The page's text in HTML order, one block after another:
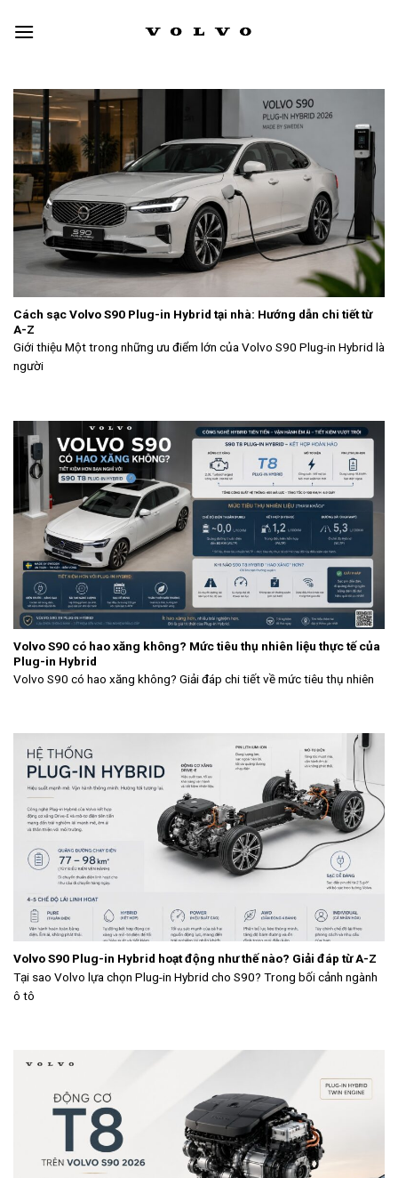
Cách sạc Volvo S90 Plug-in Hybrid tại nhà: Hướng dẫn chi tiết từ
A-Z
Giới thiệu Một trong những ưu điểm lớn của Volvo S90 Plug-in Hybrid là
người
Volvo S90 có hao xăng không? Mức tiêu thụ nhiên liệu thực tế của
Plug-in Hybrid
Volvo S90 có hao xăng không? Giải đáp chi tiết về mức tiêu thụ nhiên
Volvo S90 Plug-in Hybrid hoạt động như thế nào? Giải đáp từ A-Z
Tại sao Volvo lựa chọn Plug-in Hybrid cho S90? Trong bối cảnh ngành
ô tô